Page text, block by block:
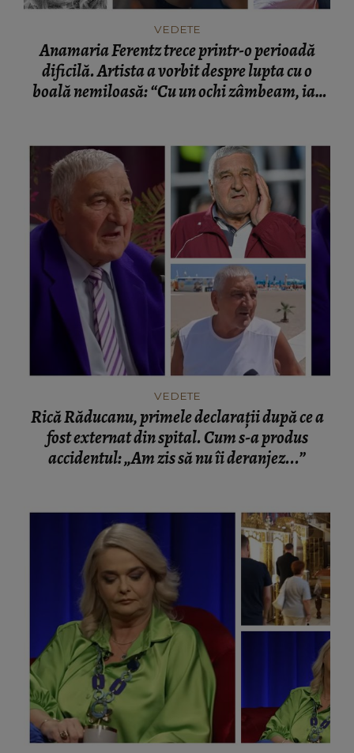
VEDETE
Anamaria Ferentz trece printr-o perioadă
dificilă. Artista a vorbit despre lupta cu o
boală nemiloasă: “Cu un ochi zâmbeam, iar
VEDETE
Rică Răducanu, primele declarații după ce a
fost externat din spital. Cum s-a produs
accidentul: „Am zis să nu îi deranjez...”